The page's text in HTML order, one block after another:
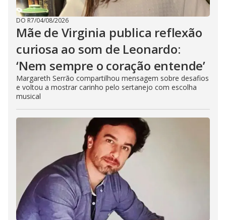
DO R7/04/08/2026
Mãe de Virginia publica reflexão
curiosa ao som de Leonardo:
‘Nem sempre o coração entende’
Margareth Serrão compartilhou mensagem sobre desafios
e voltou a mostrar carinho pelo sertanejo com escolha
musical